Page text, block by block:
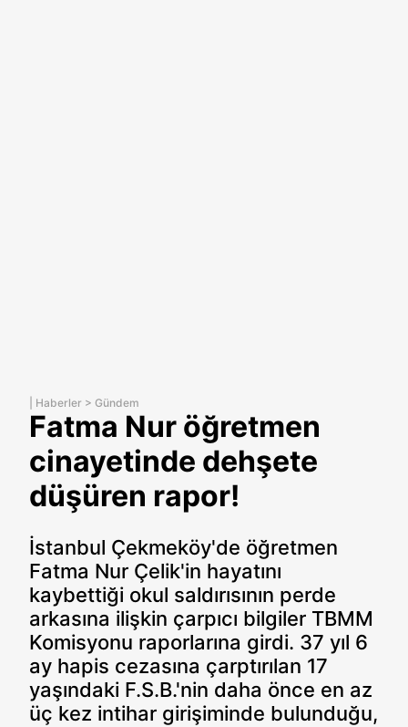
Haberler > Gündem
Fatma Nur öğretmen
cinayetinde dehşete
düşüren rapor!
İstanbul Çekmeköy'de öğretmen
Fatma Nur Çelik'in hayatını
kaybettiği okul saldırısının perde
arkasına ilişkin çarpıcı bilgiler TBMM
Komisyonu raporlarına girdi. 37 yıl 6
ay hapis cezasına çarptırılan 17
yaşındaki F.S.B.'nin daha önce en az
üç kez intihar girişiminde bulunduğu,